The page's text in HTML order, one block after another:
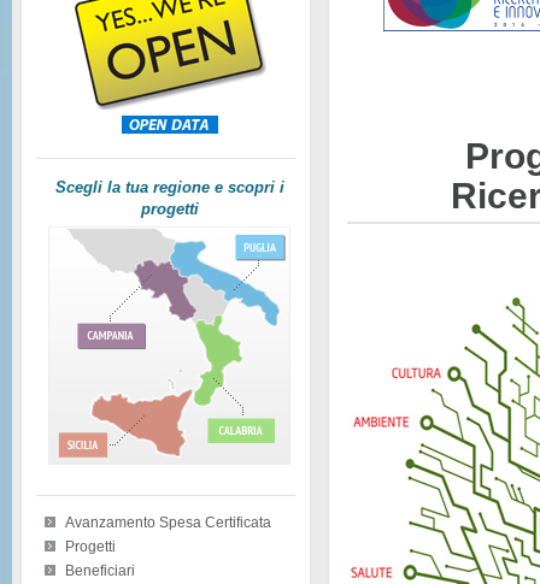
Scegli la tua regione e scopri i
progetti
Avanzamento Spesa Certificata
Progetti
Beneficiari